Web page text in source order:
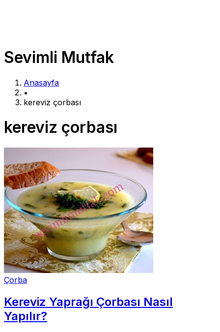
Sevimli Mutfak
Anasayfa
•
kereviz çorbası
kereviz çorbası
Çorba
Kereviz Yaprağı Çorbası Nasıl
Yapılır?